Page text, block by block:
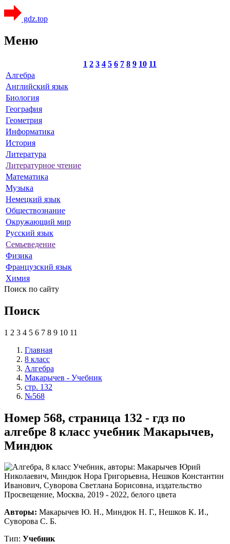
gdz.top
Меню
1 2 3 4 5 6 7 8 9 10 11
Алгебра
Английский язык
Биология
География
Геометрия
Информатика
История
Литература
Литературное чтение
Математика
Музыка
Немецкий язык
Обществознание
Окружающий мир
Русский язык
Семьеведение
Физика
Французский язык
Химия
Поиск по сайту
Поиск
1 2 3 4 5 6 7 8 9 10 11
Главная
8 класс
Алгебра
Макарычев - Учебник
стр. 132
№568
Номер 568, страница 132 - гдз по
алгебре 8 класс учебник Макарычев,
Миндюк
Авторы: Макарычев Ю. Н., Миндюк Н. Г., Нешков К. И.,
Суворова С. Б.
Тип: Учебник